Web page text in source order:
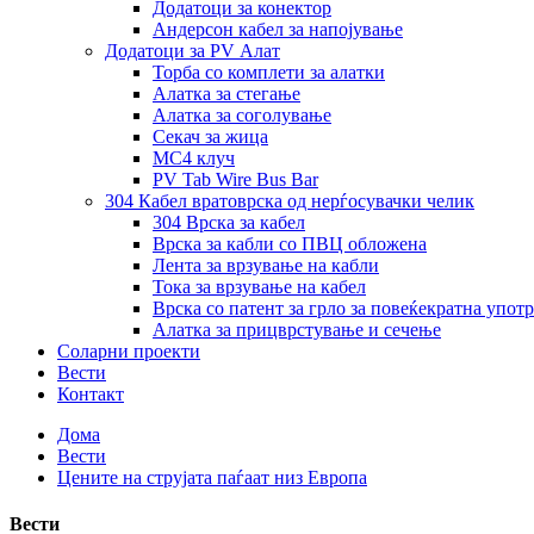
Додатоци за конектор
Андерсон кабел за напојување
Додатоци за PV Алат
Торба со комплети за алатки
Алатка за стегање
Алатка за соголување
Секач за жица
MC4 клуч
PV Tab Wire Bus Bar
304 Кабел вратоврска од нерѓосувачки челик
304 Врска за кабел
Врска за кабли со ПВЦ обложена
Лента за врзување на кабли
Тока за врзување на кабел
Врска со патент за грло за повеќекратна
Алатка за прицврстување и сечење
Соларни проекти
Вести
Контакт
Дома
Вести
Цените на струјата паѓаат низ Европа
Вести